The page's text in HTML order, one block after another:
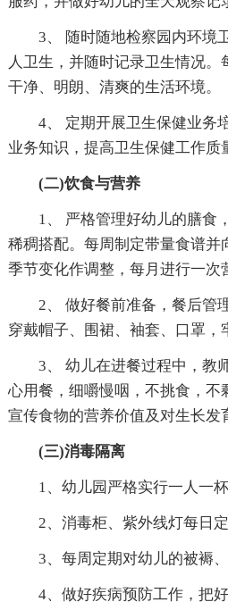
3、 随时随地检察园内环境
人卫生，并随时记录卫生情况
干净、明朗、清爽的生活环境。
4、 定期开展卫生保健业务
业务知识，提高卫生保健工作质
(二)饮食与营养
1、 严格管理好幼儿的膳食
稀稠搭配。每周制定带量食谱并
季节变化作调整，每月进行一次
2、 做好餐前准备，餐后管
穿戴帽子、围裙、袖套、口罩，
3、 幼儿在进餐过程中，教
心用餐，细嚼慢咽，不挑食，不
宣传食物的营养价值及对生长发
(三)消毒隔离
1、幼儿园严格实行一人一
2、消毒柜、紫外线灯每日定
3、每周定期对幼儿的被褥
4、做好疾病预防工作，把